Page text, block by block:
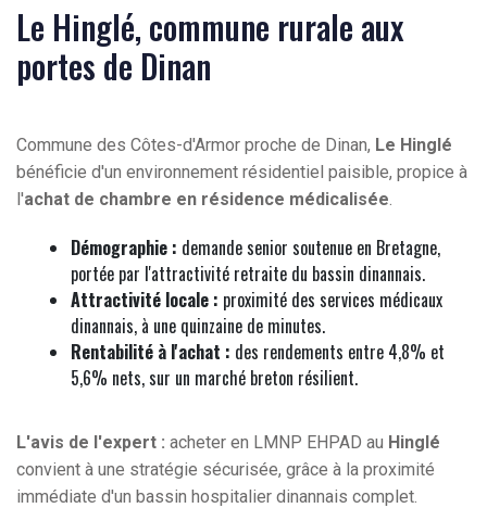
Le Hinglé, commune rurale aux
portes de Dinan
Commune des Côtes-d'Armor proche de Dinan, Le Hinglé
bénéficie d'un environnement résidentiel paisible, propice à
l'achat de chambre en résidence médicalisée
Démographie : demande senior soutenue en Bretagne,
portée par l'attractivité retraite du bassin dinannais.
Attractivité locale : proximité des services médicaux
dinannais, à une quinzaine de minutes.
Rentabilité à l'achat : des rendements entre 4,8% et
5,6% nets, sur un marché breton résilient.
L'avis de l'expert : acheter en LMNP EHPAD au Hinglé
convient à une stratégie sécurisée, grâce à la proximité
immédiate d'un bassin hospitalier dinannais complet.